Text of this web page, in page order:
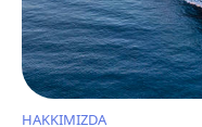
HAKKIMIZDA